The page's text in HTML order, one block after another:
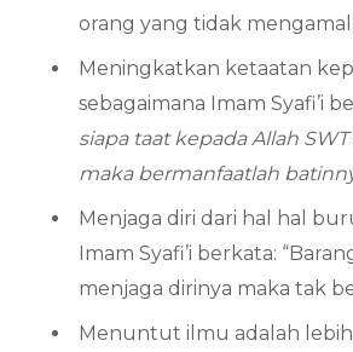
orang yang tidak
Meningkatkan ketaatan
sebagaimana Imam Syafi’i
siapa taat kepada Allah
maka bermanfaatlah
Menjaga diri dari hal hal
Imam Syafi’i berkata:
menjaga dirinya maka tak
Menuntut ilmu adalah